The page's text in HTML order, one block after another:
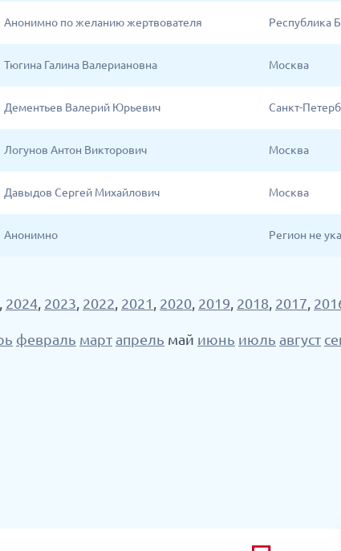
Анонимно по желанию жертвователя Республика
Тюгина Галина Валериановна Москва
Дементьев Валерий Юрьевич Санкт-
Логунов Антон Викторович Москва
Давыдов Сергей Михайлович Москва
Анонимно Регион не
, 2024, 2023, 2022, 2021 , 2020, 2019, 2018, 2017,
февраль март апрель май июнь июль август